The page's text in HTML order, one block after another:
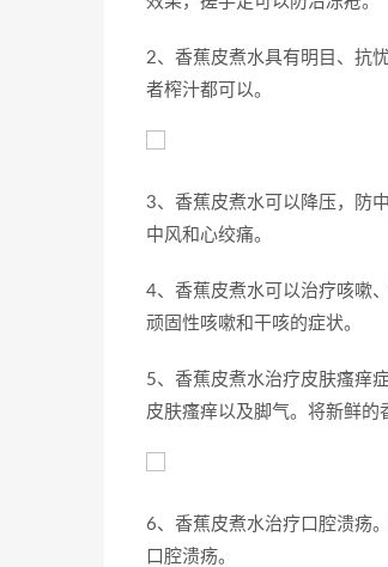
2、香蕉皮煮水具有明目、抗
者榨汁都可以。
3、香蕉皮煮水可以降压，防
中风和心绞痛。
4、香蕉皮煮水可以治疗咳嗽
顽固性咳嗽和干咳的症状。
5、香蕉皮煮水治疗皮肤瘙痒
皮肤瘙痒以及脚气。将新鲜的
6、香蕉皮煮水治疗口腔溃疡
口腔溃疡。